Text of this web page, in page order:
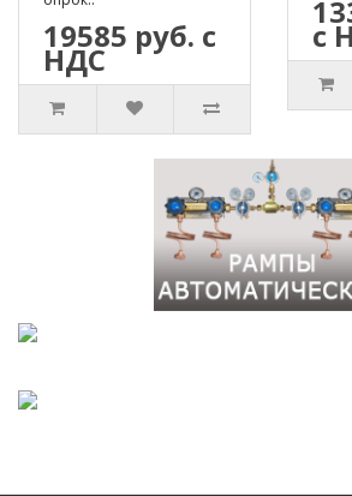
19585 руб. с
НДС
с